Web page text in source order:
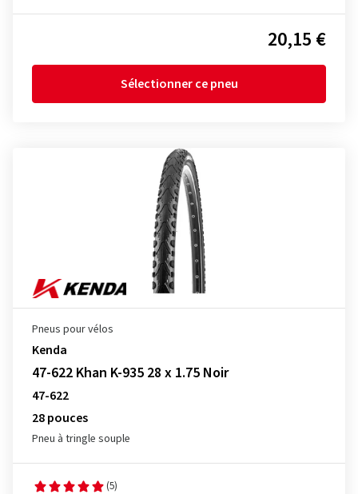
20,15 €
Sélectionner ce pneu
Pneus pour vélos
Kenda
47-622 Khan K-935 28 x 1.75 Noir
47-622
28 pouces
Pneu à tringle souple
(5)